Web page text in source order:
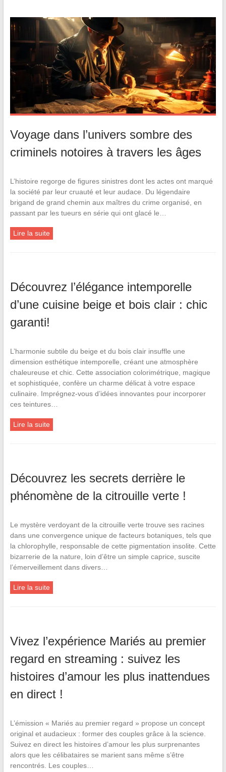
Voyage dans l’univers sombre des
criminels notoires à travers les âges
L’histoire regorge de figures sinistres dont les actes ont marqué
la société par leur cruauté et leur audace. Du légendaire
brigand de grand chemin aux maîtres du crime organisé, en
passant par les tueurs en série qui ont glacé le…
Lire la suite
Découvrez l’élégance intemporelle
d’une cuisine beige et bois clair : chic
garanti!
L’harmonie subtile du beige et du bois clair insuffle une
dimension esthétique intemporelle, créant une atmosphère
chaleureuse et chic. Cette association colorimétrique, magique
et sophistiquée, confère un charme délicat à votre espace
culinaire. Imprégnez-vous d’idées innovantes pour incorporer
ces teintures…
Lire la suite
Découvrez les secrets derrière le
phénomène de la citrouille verte !
Le mystère verdoyant de la citrouille verte trouve ses racines
dans une convergence unique de facteurs botaniques, tels que
la chlorophylle, responsable de cette pigmentation insolite. Cette
bizarrerie de la nature, loin d’être un simple caprice, suscite
l’émerveillement dans divers…
Lire la suite
Vivez l’expérience Mariés au premier
regard en streaming : suivez les
histoires d’amour les plus inattendues
en direct !
L’émission « Mariés au premier regard » propose un concept
original et audacieux : former des couples grâce à la science.
Suivez en direct les histoires d’amour les plus surprenantes
alors que les célibataires se marient sans même s’être
rencontrés. Les couples…